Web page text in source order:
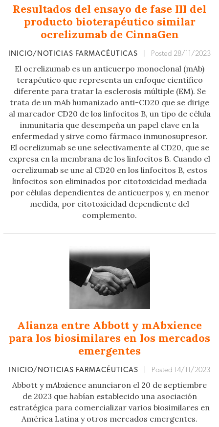
Resultados del ensayo de fase III del
producto bioterapéutico similar
ocrelizumab de CinnaGen
INICIO/NOTICIAS FARMACÉUTICAS Posted 28/11/2023
El ocrelizumab es un anticuerpo monoclonal (mAb)
terapéutico que representa un enfoque científico
diferente para tratar la esclerosis múltiple (EM). Se
trata de un mAb humanizado anti-CD20 que se dirige
al marcador CD20 de los linfocitos B, un tipo de célula
inmunitaria que desempeña un papel clave en la
enfermedad y sirve como fármaco inmunosupresor.
El ocrelizumab se une selectivamente al CD20, que se
expresa en la membrana de los linfocitos B. Cuando el
ocrelizumab se une al CD20 en los linfocitos B, estos
linfocitos son eliminados por citotoxicidad mediada
por células dependientes de anticuerpos y, en menor
medida, por citotoxicidad dependiente del
complemento.
Alianza entre Abbott y mAbxience
para los biosimilares en los mercados
emergentes
INICIO/NOTICIAS FARMACÉUTICAS Posted 14/11/2023
Abbott y mAbxience anunciaron el 20 de septiembre
de 2023 que habían establecido una asociación
estratégica para comercializar varios biosimilares en
América Latina y otros mercados emergentes.